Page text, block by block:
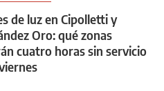
de luz en Cipolletti y
Oro: qué zonas
cuatro horas sin servicio